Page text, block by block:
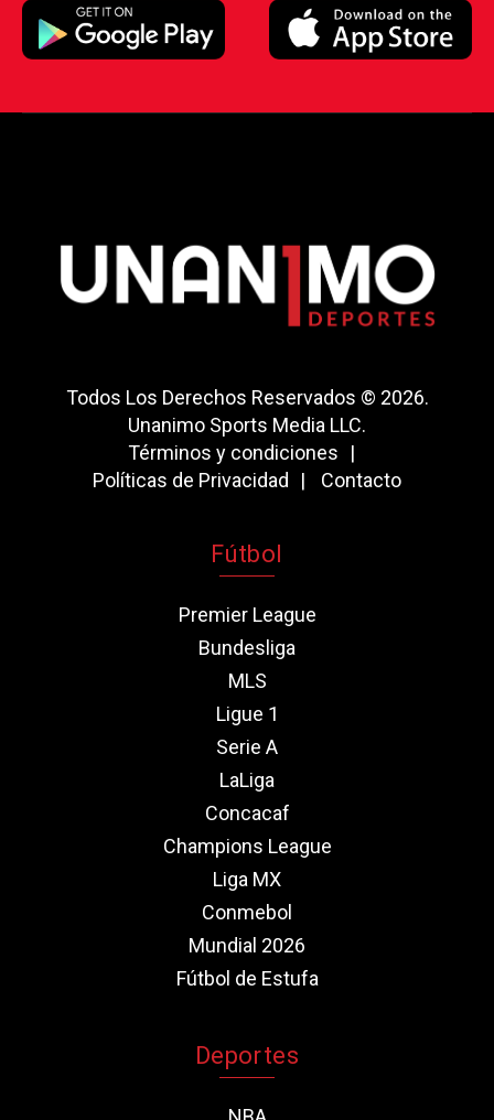
Todos Los Derechos Reservados © 2026.
Unanimo Sports Media LLC.
Términos y condiciones
Políticas de Privacidad
Contacto
Fútbol
Premier League
Bundesliga
MLS
Ligue 1
Serie A
LaLiga
Concacaf
Champions League
Liga MX
Conmebol
Mundial 2026
Fútbol de Estufa
Deportes